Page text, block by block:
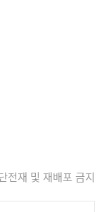
전재 및 재배포 금지